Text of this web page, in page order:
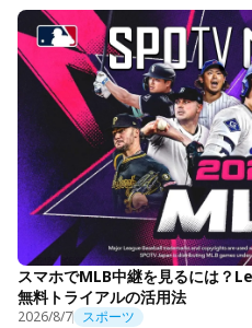
スマホでMLB中継を見るには？
無料トライアルの活用法
2026/8/7 スポーツ